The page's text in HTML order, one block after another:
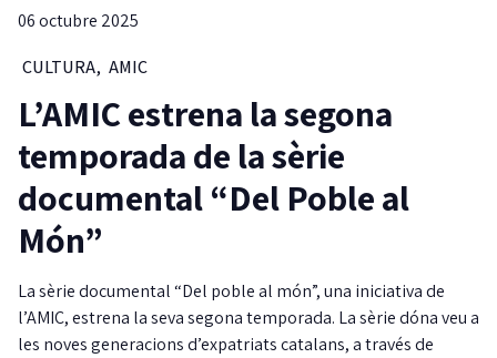
06 octubre 2025
CULTURA, AMIC
L’AMIC estrena la segona
temporada de la sèrie
documental “Del Poble al
Món”
La sèrie documental “Del poble al món”, una iniciativa de
l’AMIC, estrena la seva segona temporada. La sèrie dóna veu a
les noves generacions d’expatriats catalans, a través de